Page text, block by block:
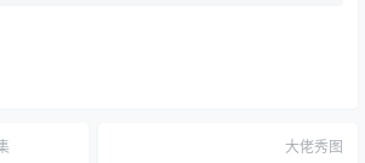
大佬秀图